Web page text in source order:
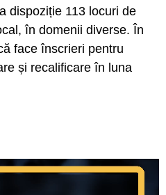
dispoziție 113 locuri de
în domenii diverse. În
face înscrieri pentru
și recalificare în luna